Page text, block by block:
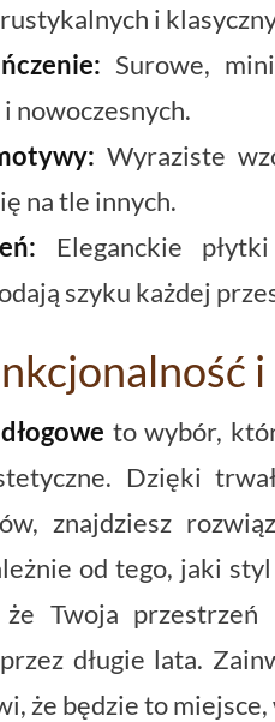
i
Surowe,
nowoczesnych.
Wyraziste
na tle innych.
Eleganckie
szyku każdej
to wybór,
Dzięki
znajdziesz
od tego, jaki
Twoja
długie lata.
że będzie to